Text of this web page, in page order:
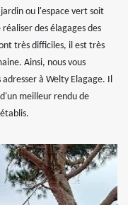
ou l'espace vert soit
des élagages des
très difficiles, il est très
Ainsi, nous vous
à Welty Elagage. Il
meilleur rendu de